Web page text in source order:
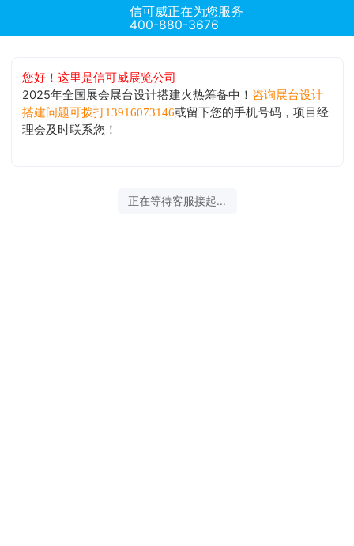
信可威正在为您服务
400-880-3676
您好！这里是信可威展览公司
2025年全国展会展台设计搭建火热筹备中！ 咨询展台设计
搭建问题可拨打13916073146或留下您的手机号码，项目经
理会及时联系您！
正在等待客服接起...